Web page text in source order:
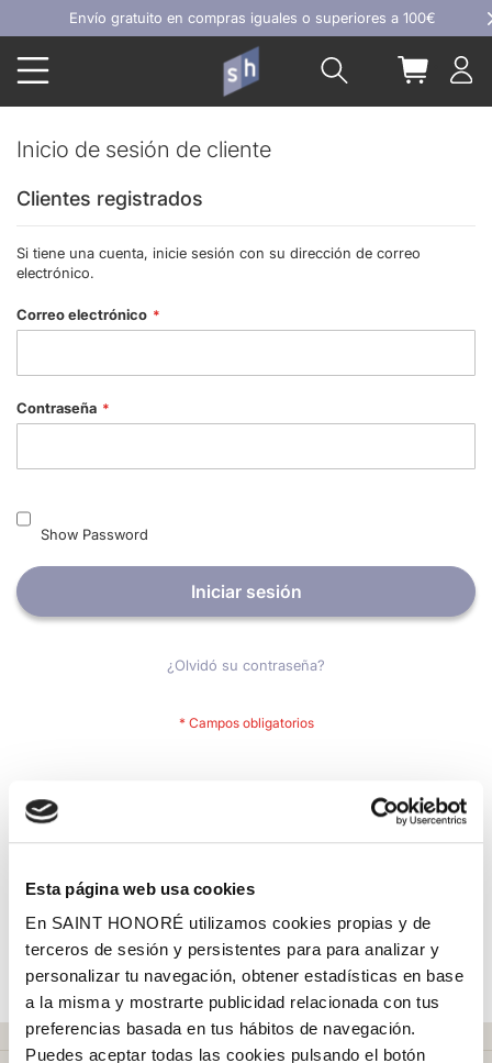
Esta página web usa cookies
En SAINT HONORÉ utilizamos cookies propias y de
terceros de sesión y persistentes para para analizar y
personalizar tu navegación, obtener estadísticas en base
a la misma y mostrarte publicidad relacionada con tus
preferencias basada en tus hábitos de navegación.
Puedes aceptar todas las cookies pulsando el botón
Ir
al
contenido
Envío gratuito en compras iguales o superiores a 100€
Buscar Mi
Inicio de sesión de cliente
Clientes registrados
Si tiene una cuenta, inicie sesión con su dirección de correo
electrónico.
Correo electrónico
Contraseña
Show Password
Iniciar sesión
¿Olvidó su contraseña?
Crear una cuenta tiene muchos beneficios: Pago más rápido,
más.
Crear una cuenta